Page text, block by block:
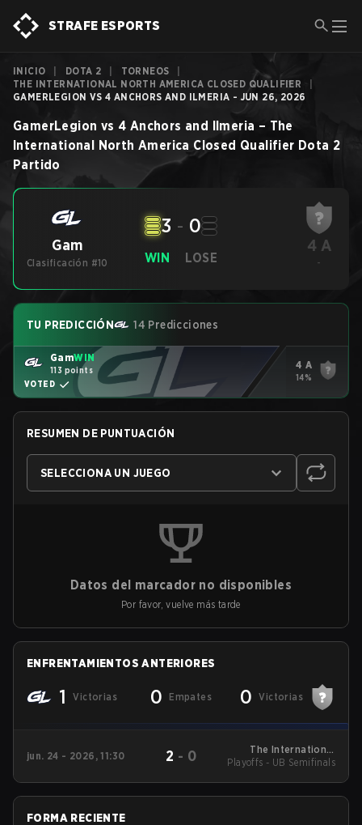
STRAFE ESPORTS
INICIO DOTA 2 TORNEOS
THE INTERNATIONAL NORTH AMERICA CLOSED QUALIFIER
GAMERLEGION VS 4 ANCHORS AND ILMERIA - JUN 26, 2026
GamerLegion vs 4 Anchors and Ilmeria – The
International North America Closed Qualifier Dota 2
Partido
Gam
Clasificación #10 WIN
3 - 0
LOSE
4 A
-
TU PREDICCIÓN 14 Predicciones
GamWIN
113 points
VOTED
4 A
14%
RESUMEN DE PUNTUACIÓN
SELECCIONA UN JUEGO
Datos del marcador no disponibles
Por favor, vuelve más tarde
ENFRENTAMIENTOS ANTERIORES
1 Victorias 0 Empates 0 Victorias
jun. 24 - 2026, 11:30 2 - 0
The International
North America Closed
Playoffs - UB Semifinals
FORMA RECIENTE